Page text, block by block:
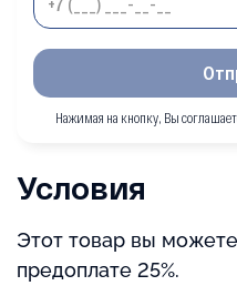
Нажимая на кнопку, Вы
Условия
Этот товар вы можете
предоплате 25%.